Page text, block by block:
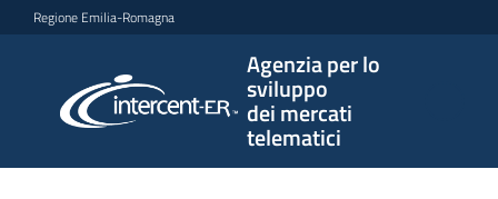
Vai al contenuto
Vai alla navigazione
Vai al footer
Regione Emilia-Romagna
Agenzia per lo
sviluppo
dei mercati
telematici
per lo
sviluppo